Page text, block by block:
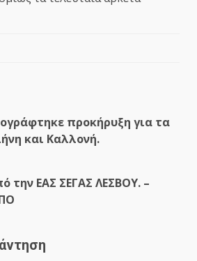
προκήρυξη για τα
και Καλλονή.
την ΕΑΣ ΣΕΓΑΣ ΛΕΣΒΟΥ. –